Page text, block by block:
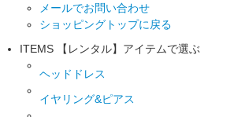
メールでお問い合わせ
ショッピングトップに戻る
ITEMS
【レンタル】アイテムで選ぶ
ヘッドドレス
イヤリング&ピアス